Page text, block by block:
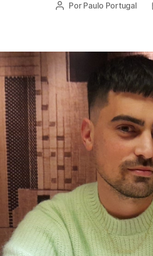
Autor
Por Paulo Portugal